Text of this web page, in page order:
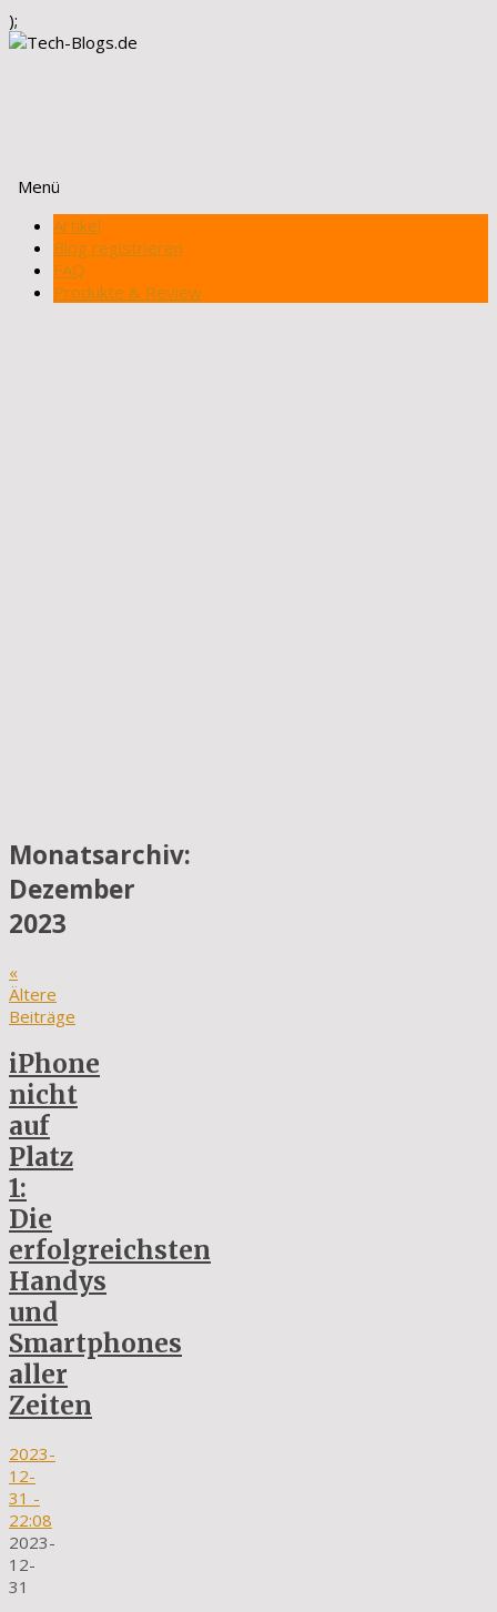
);
Menü
Zum
Inhalt
springen
Artikel
Blog registrieren
FAQ
Produkte & Review
Monatsarchiv:
Dezember
2023
«
Ältere
Beiträge
iPhone
nicht
auf
Platz
1:
Die
erfolgreichsten
Handys
und
Smartphones
aller
Zeiten
2023-
12-
31 -
22:08
2023-
12-
31